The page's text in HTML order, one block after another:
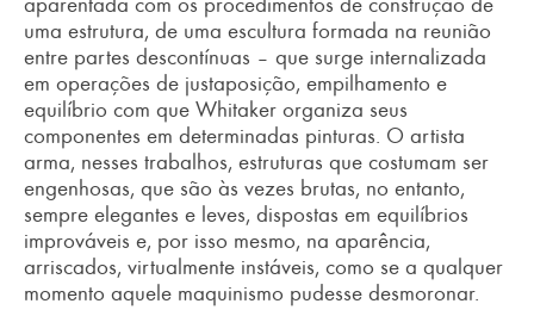
uma estrutura, de uma escultura formada na reunião
entre partes descontínuas – que surge internalizada
em operações de justaposição, empilhamento e
equilíbrio com que Whitaker organiza seus
componentes em determinadas pinturas. O artista
arma, nesses trabalhos, estruturas que costumam ser
engenhosas, que são às vezes brutas, no entanto,
sempre elegantes e leves, dispostas em equilíbrios
improváveis e, por isso mesmo, na aparência,
arriscados, virtualmente instáveis, como se a qualquer
momento aquele maquinismo pudesse desmoronar.